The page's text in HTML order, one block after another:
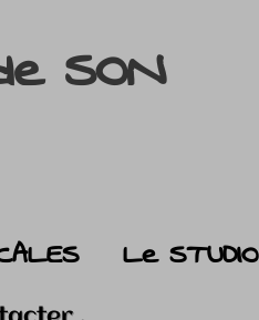
SON
Le STUDIO